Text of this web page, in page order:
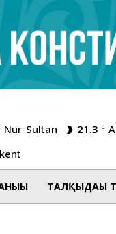
Nur-Sultan 21.3 C
ТАЛҚЫДАҒЫ